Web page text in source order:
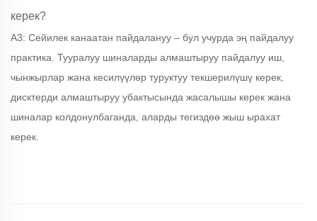
керек?
A3: Сейилек канаатан пайдалануу – бул учурда эң пайдалуу
практика. Тууралуу шиналарды алмаштыруу пайдалуу иш,
чынжырлар жана кесилүүлөр туруктуу текшерилүшү керек,
дисктерди алмаштыруу убактысында жасалышы керек жана
шиналар колдонулбаганда, аларды тегиздөө жыш ырахат
керек.